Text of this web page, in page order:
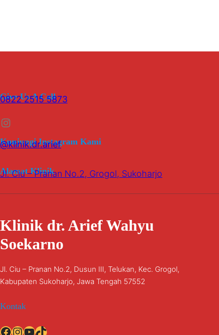
Give Us A Call
0822 2515 5873
Instagram
Kunjungi Instagram Kami
@klinik.dr.arief
Alamat Klinik
Jl. Ciu – Pranan No.2, Grogol, Sukoharjo
Klinik dr. Arief Wahyu
Soekarno
Jl. Ciu – Pranan No.2, Dusun III, Telukan, Kec. Grogol,
Kabupaten Sukoharjo, Jawa Tengah 57552
Kontak
Facebook InstagramYouTube TikTok